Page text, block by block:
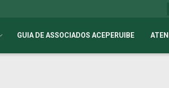
GUIA DE ASSOCIADOS ACEPERUIBE